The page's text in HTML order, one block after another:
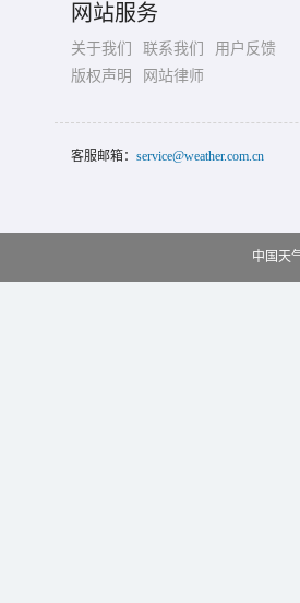
网站服务
关于我们 联系我们
用户反馈
版权声明
网站律师
客服邮箱： service@weather.com.cn
中国天